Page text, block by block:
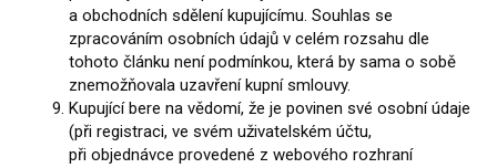
a obchodních sdělení kupujícímu. Souhlas se
zpracováním osobních údajů v celém rozsahu dle
tohoto článku není podmínkou, která by sama o sobě
znemožňovala uzavření kupní smlouvy.
Kupující bere na vědomí, že je povinen své osobní údaje
(při registraci, ve svém uživatelském účtu,
při objednávce provedené z webového rozhraní